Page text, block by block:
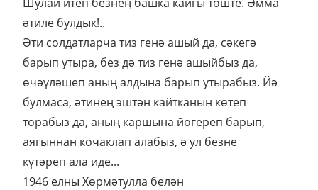
әтиле булдык!..
Әти солдатларча тиз генә ашый да, сәкегә
барып утыра, без дә тиз генә ашыйбыз да,
өчәүләшеп аның алдына барып утырабыз. Йә
булмаса, әтинең эштән кайтканын көтеп
торабыз да, аның каршына йөгереп барып,
аягыннан кочаклап алабыз, ә ул безне
күтәреп ала иде...
1946 елны Хөрмәтулла белән